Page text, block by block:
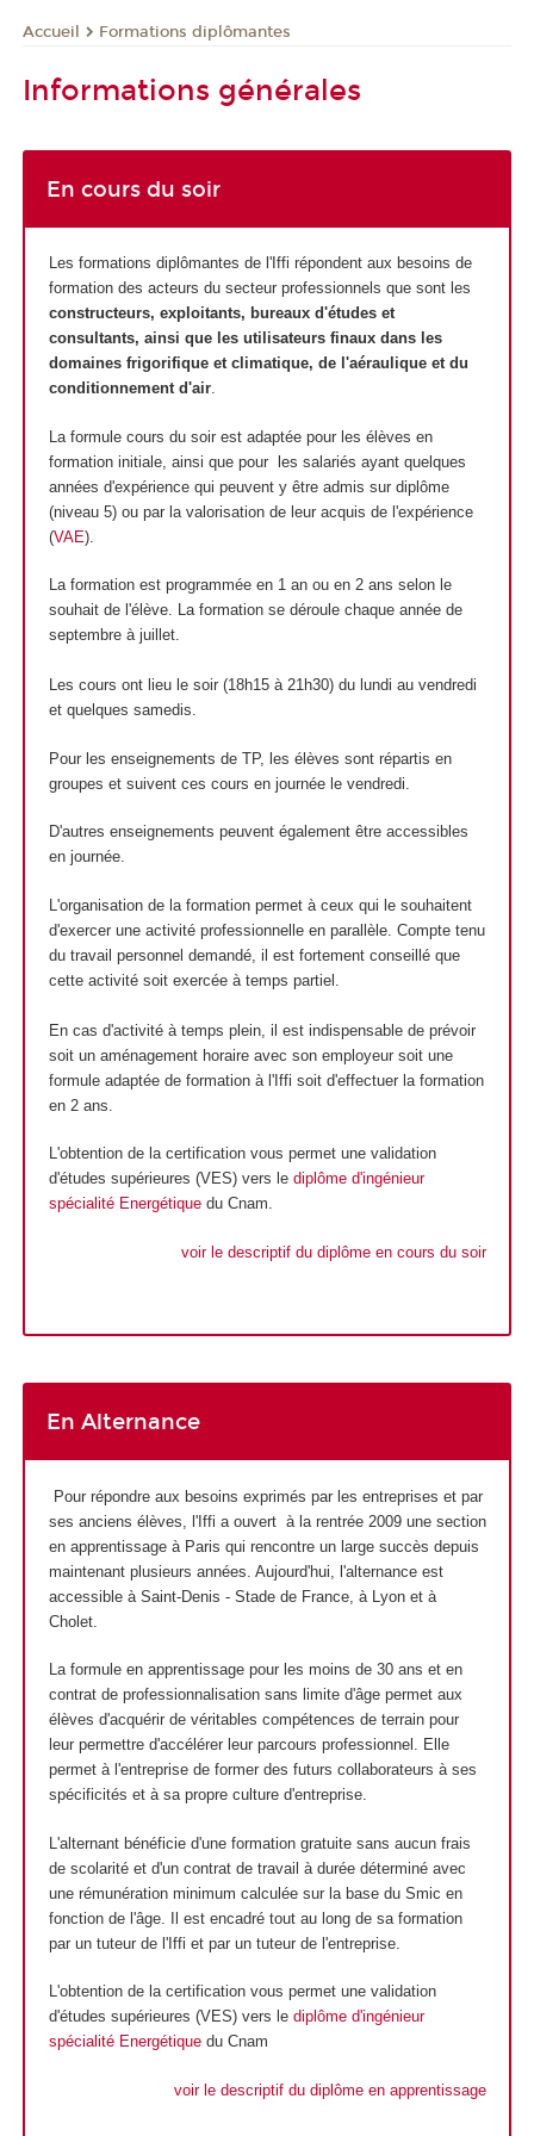
Accueil Formations diplômantes
Informations générales
En cours du soir
Les formations diplômantes de l'Iffi répondent aux besoins de
formation des acteurs du secteur professionnels que sont les
constructeurs, exploitants, bureaux d'études et
consultants, ainsi que les utilisateurs finaux dans les
domaines frigorifique et climatique, de l'aéraulique et du
conditionnement d'air.
La formule cours du soir est adaptée pour les élèves en
formation initiale, ainsi que pour les salariés ayant quelques
années d'expérience qui peuvent y être admis sur diplôme
(niveau 5) ou par la valorisation de leur acquis de l'expérience
(VAE).
La formation est programmée en 1 an ou en 2 ans selon le
souhait de l'élève. La formation se déroule chaque année de
septembre à juillet.
Les cours ont lieu le soir (18h15 à 21h30) du lundi au vendredi
et quelques samedis.
Pour les enseignements de TP, les élèves sont répartis en
groupes et suivent ces cours en journée le vendredi.
D'autres enseignements peuvent également être accessibles
en journée.
L'organisation de la formation permet à ceux qui le souhaitent
d'exercer une activité professionnelle en parallèle. Compte tenu
du travail personnel demandé, il est fortement conseillé que
cette activité soit exercée à temps partiel.
En cas d'activité à temps plein, il est indispensable de prévoir
soit un aménagement horaire avec son employeur soit une
formule adaptée de formation à l'Iffi soit d'effectuer la formation
en 2 ans.
L'obtention de la certification vous permet une validation
d'études supérieures (VES) vers le diplôme d'ingénieur
spécialité Energétiquedu Cnam.
voir le descriptif du diplôme en cours du soir
En Alternance
Pour répondre aux besoins exprimés par les entreprises et par
ses anciens élèves, l'Iffi a ouvert à la rentrée 2009 une section
en apprentissage à Paris qui rencontre un large succès depuis
maintenant plusieurs années. Aujourd'hui, l'alternance est
accessible à Saint-Denis - Stade de France, à Lyon et à
Cholet.
La formule en apprentissage pour les moins de 30 ans et en
contrat de professionnalisation sans limite d'âge permet aux
élèves d'acquérir de véritables compétences de terrain pour
leur permettre d'accélérer leur parcours professionnel. Elle
permet à l'entreprise de former des futurs collaborateurs à ses
spécificités et à sa propre culture d'entreprise.
L'alternant bénéficie d'une formation gratuite sans aucun frais
de scolarité et d'un contrat de travail à durée déterminé avec
une rémunération minimum calculée sur la base du Smic en
fonction de l'âge. Il est encadré tout au long de sa formation
par un tuteur de l'Iffi et par un tuteur de l'entreprise.
L'obtention de la certification vous permet une validation
d'études supérieures (VES) vers le diplôme d'ingénieur
spécialité Energétiquedu Cnam
voir le descriptif du diplôme en apprentissage